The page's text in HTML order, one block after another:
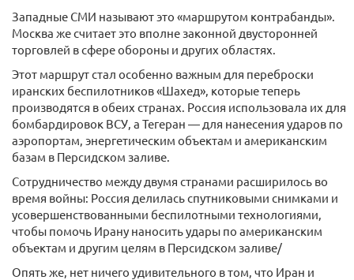
Западные СМИ называют это «маршрутом контрабанды».
Москва же считает это вполне законной двусторонней
торговлей в сфере обороны и других областях.
Этот маршрут стал особенно важным для переброски
иранских беспилотников «Шахед», которые теперь
производятся в обеих странах. Россия использовала их для
бомбардировок ВСУ, а Тегеран — для нанесения ударов по
аэропортам, энергетическим объектам и американским
базам в Персидском заливе.
Сотрудничество между двумя странами расширилось во
время войны: Россия делилась спутниковыми снимками и
усовершенствованными беспилотными технологиями,
чтобы помочь Ирану наносить удары по американским
объектам и другим целям в Персидском заливе/
Опять же, нет ничего удивительного в том, что Иран и